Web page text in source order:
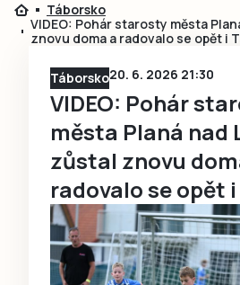
Táborsko
VIDEO: Pohár starosty města
znovu doma a radovalo se opět i
Táborsko20. 6. 2026 21:30
VIDEO: Pohár
města Planá nad
zůstal znovu
radovalo se opět